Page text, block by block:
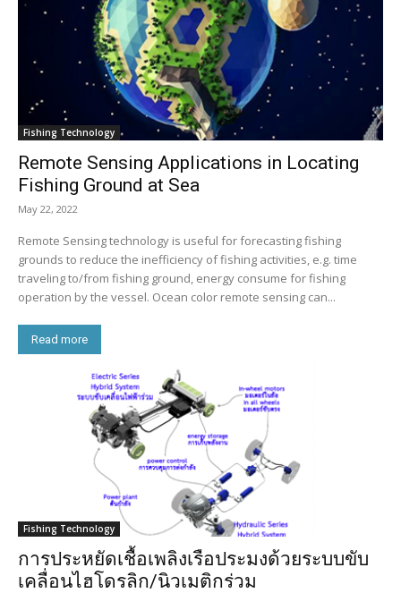
Fishing Technology
Remote Sensing Applications in Locating
Fishing Ground at Sea
May 22, 2022
Remote Sensing technology is useful for forecasting fishing
grounds to reduce the inefficiency of fishing activities, e.g. time
traveling to/from fishing ground, energy consume for fishing
operation by the vessel. Ocean color remote sensing can...
Read more
Fishing Technology
การประหยัดเชื้อเพลิงเรือประมงด้วยระบบขับ
เคลื่อนไฮโดรลิก/นิวเมติกร่วม